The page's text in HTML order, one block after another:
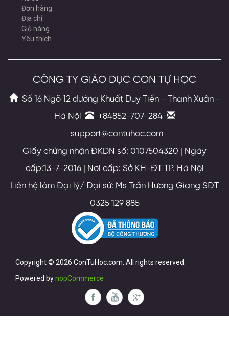
Đơn hàng
Địa chỉ
Giỏ hàng
Yêu thích
CÔNG TY GIÁO DỤC CON TỰ HỌC
Số 16 Ngõ 12 đường Khuất Duy Tiến - Thanh Xuân -
Hà Nội
+84852-707-284
support@contuhoc.com
Giấy chứng nhận ĐKDN số: 0107504320 | Ngày
cấp:13-7-2016 | Nơi cấp: Sở KH-ĐT TP. Hà Nội
Liên hệ làm Đại lý/ Đại sứ: Ms Trần Hương Giang SĐT
0325 129 885
Copyright © 2026 ConTuHoc.com. All rights reserved.
Powered bynopCommerce